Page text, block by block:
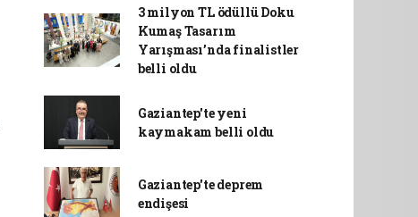
3 milyon TL ödüllü Doku
Kumaş Tasarım
Yarışması’nda finalistler
belli oldu
Gaziantep'te yeni
kaymakam belli oldu
Gaziantep'te deprem
endişesi